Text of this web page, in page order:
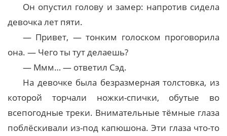
Он опустил голову и замер: напротив сидела
девочка лет пяти.
— Привет, — тонким голоском проговорила
она. — Чего ты тут делаешь?
— Ммм… — ответил Сэд.
На девочке была безразмерная толстовка, из
которой торчали ножки-спички, обутые во
всепогодные треки. Внимательные тёмные глаза
поблёскивали из-под капюшона. Эти глаза что-то